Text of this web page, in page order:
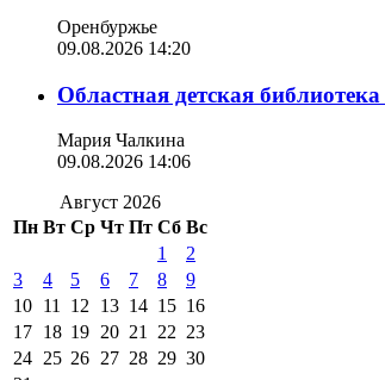
Оренбуржье
09.08.2026 14:20
Областная детская
Мария Чалкина
09.08.2026 14:06
Август 2026
Пн Вт Ср Чт Пт Сб Вс
1
2
3
4 5 6 7 8
9
10 11 12 13 14 15 16
17 18 19 20 21 22 23
24 25 26 27 28 29 30